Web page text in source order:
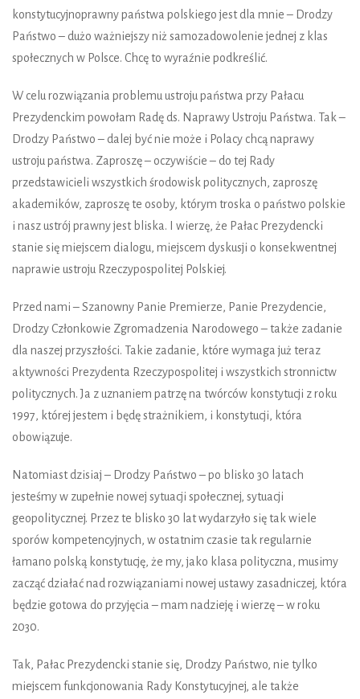
konstytucyjnoprawny państwa polskiego jest dla mnie – Drodzy
Państwo – dużo ważniejszy niż samozadowolenie jednej z klas
społecznych w Polsce. Chcę to wyraźnie podkreślić.
W celu rozwiązania problemu ustroju państwa przy Pałacu
Prezydenckim powołam Radę ds. Naprawy Ustroju Państwa. Tak –
Drodzy Państwo – dalej być nie może i Polacy chcą naprawy
ustroju państwa. Zaproszę – oczywiście – do tej Rady
przedstawicieli wszystkich środowisk politycznych, zaproszę
akademików, zaproszę te osoby, którym troska o państwo polskie
i nasz ustrój prawny jest bliska. I wierzę, że Pałac Prezydencki
stanie się miejscem dialogu, miejscem dyskusji o konsekwentnej
naprawie ustroju Rzeczypospolitej Polskiej.
Przed nami – Szanowny Panie Premierze, Panie Prezydencie,
Drodzy Członkowie Zgromadzenia Narodowego – także zadanie
dla naszej przyszłości. Takie zadanie, które wymaga już teraz
aktywności Prezydenta Rzeczypospolitej i wszystkich stronnictw
politycznych. Ja z uznaniem patrzę na twórców konstytucji z roku
1997, której jestem i będę strażnikiem, i konstytucji, która
obowiązuje.
Natomiast dzisiaj – Drodzy Państwo – po blisko 30 latach
jesteśmy w zupełnie nowej sytuacji społecznej, sytuacji
geopolitycznej. Przez te blisko 30 lat wydarzyło się tak wiele
sporów kompetencyjnych, w ostatnim czasie tak regularnie
łamano polską konstytucję, że my, jako klasa polityczna, musimy
zacząć działać nad rozwiązaniami nowej ustawy zasadniczej, która
będzie gotowa do przyjęcia – mam nadzieję i wierzę – w roku
2030.
Tak, Pałac Prezydencki stanie się, Drodzy Państwo, nie tylko
miejscem funkcjonowania Rady Konstytucyjnej, ale także